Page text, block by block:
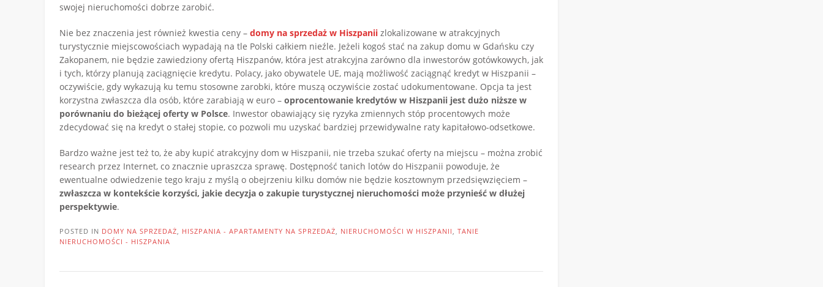
swojej nieruchomości dobrze zarobić.
Nie bez znaczenia jest również kwestia ceny – domy na sprzedaż w Hiszpanii zlokalizowane w atrakcyjnych
turystycznie miejscowościach wypadają na tle Polski całkiem nieźle. Jeżeli kogoś stać na zakup domu w Gdańsku czy
Zakopanem, nie będzie zawiedziony ofertą Hiszpanów, która jest atrakcyjna zarówno dla inwestorów gotówkowych, jak
i tych, którzy planują zaciągnięcie kredytu. Polacy, jako obywatele UE, mają możliwość zaciągnąć kredyt w Hiszpanii –
oczywiście, gdy wykazują ku temu stosowne zarobki, które muszą oczywiście zostać udokumentowane. Opcja ta jest
korzystna zwłaszcza dla osób, które zarabiają w euro – oprocentowanie kredytów w Hiszpanii jest dużo niższe w
porównaniu do bieżącej oferty w Polsce. Inwestor obawiający się ryzyka zmiennych stóp procentowych może
zdecydować się na kredyt o stałej stopie, co pozwoli mu uzyskać bardziej przewidywalne raty kapitałowo-odsetkowe.
Bardzo ważne jest też to, że aby kupić atrakcyjny dom w Hiszpanii, nie trzeba szukać oferty na miejscu – można zrobić
research przez Internet, co znacznie upraszcza sprawę. Dostępność tanich lotów do Hiszpanii powoduje, że
ewentualne odwiedzenie tego kraju z myślą o obejrzeniu kilku domów nie będzie kosztownym przedsięwzięciem –
zwłaszcza w kontekście korzyści, jakie decyzja o zakupie turystycznej nieruchomości może przynieść w dłużej
perspektywie.
POSTED IN DOMY NA SPRZEDAŻ HISZPANIA - APARTAMENTY NA SPRZEDAŻ NIERUCHOMOŚCI W HISZPANII
TANIE
NIERUCHOMOŚCI - HISZPANIA